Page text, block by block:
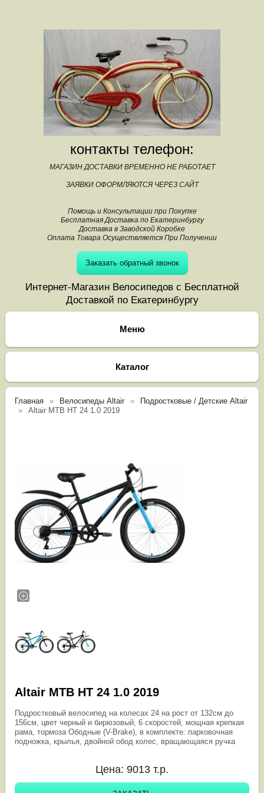
контакты телефон:
МАГАЗИН ДОСТАВКИ ВРЕМЕННО НЕ РАБОТАЕТ
ЗАЯВКИ ОФОРМЛЯЮТСЯ ЧЕРЕЗ САЙТ
Помощь и Консультации при Покупке
Бесплатная Доставка по Екатеринбургу
Доставка в Заводской Коробке
Оплата Товара Осуществляется При Получении
Заказать обратный звонок
Интернет-Магазин Велосипедов с Бесплатной
Доставкой по Екатеринбургу
Каталог
Главная Велосипеды Altair
Подростковые / Детские Altair
Altair MTB HT 24 1.0 2019
Altair MTB HT 24 1.0 2019
Подростковый велосипед на колесах 24 на рост от 132см до
156см, цвет черный и бирюзовый, 6 скоростей, мощная крепкая
рама, тормоза Ободные (V-Brake), в комплекте: парковочная
подножка, крылья, двойной обод колес, вращающаяся ручка
Цена: 9013 т.р.